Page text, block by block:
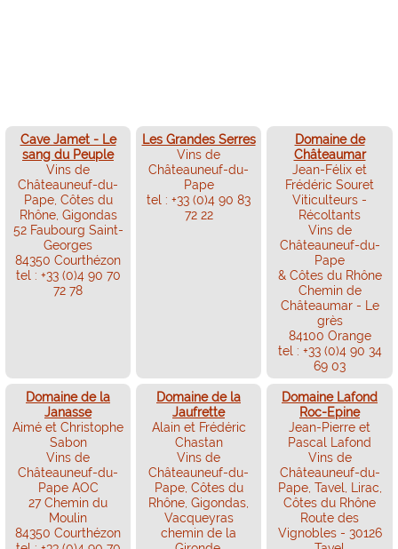
Cave Jamet - Le
sang du Peuple
Vins de
Châteauneuf-du-
Pape, Côtes du
Rhône, Gigondas
52 Faubourg Saint-
Georges
84350 Courthézon
tel : +33 (0)4 90 70
72 78
Les Grandes Serres
Vins de
Châteauneuf-du-
Pape
tel : +33 (0)4 90 83
72 22
Domaine de
Châteaumar
Jean-Félix et
Frédéric Souret
Viticulteurs -
Récoltants
Vins de
Châteauneuf-du-
Pape
& Côtes du Rhône
Chemin de
Châteaumar - Le
grès
84100 Orange
tel : +33 (0)4 90 34
69 03
Domaine de la
Janasse
Aimé et Christophe
Sabon
Vins de
Châteauneuf-du-
Pape AOC
27 Chemin du
Moulin
84350 Courthézon
Domaine de la
Jaufrette
Alain et Frédéric
Chastan
Vins de
Châteauneuf-du-
Pape, Côtes du
Rhône, Gigondas,
Vacqueyras
chemin de la
Domaine Lafond
Roc-Epine
Jean-Pierre et
Pascal Lafond
Vins de
Châteauneuf-du-
Pape, Tavel, Lirac,
Côtes du Rhône
Route des
Vignobles - 30126